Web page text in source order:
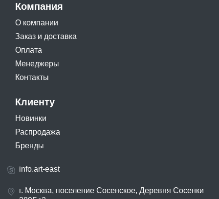
Компания
О компании
Заказ и доставка
Оплата
Менеджеры
Контакты
Клиенту
Новинки
Распродажа
Бренды
info.art-east
г. Москва, поселение Сосенское, Деревня Сосенки